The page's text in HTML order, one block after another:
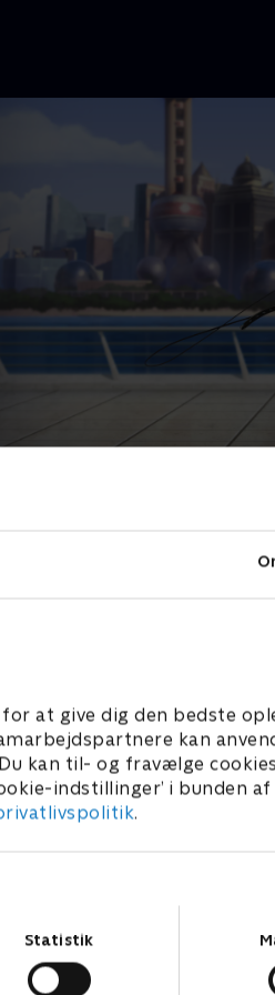
at give dig den bedste
kan
kan til- og fravælge
indstillinger’ i bunden
.
Statistik